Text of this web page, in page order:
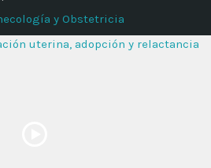
y Obstetricia